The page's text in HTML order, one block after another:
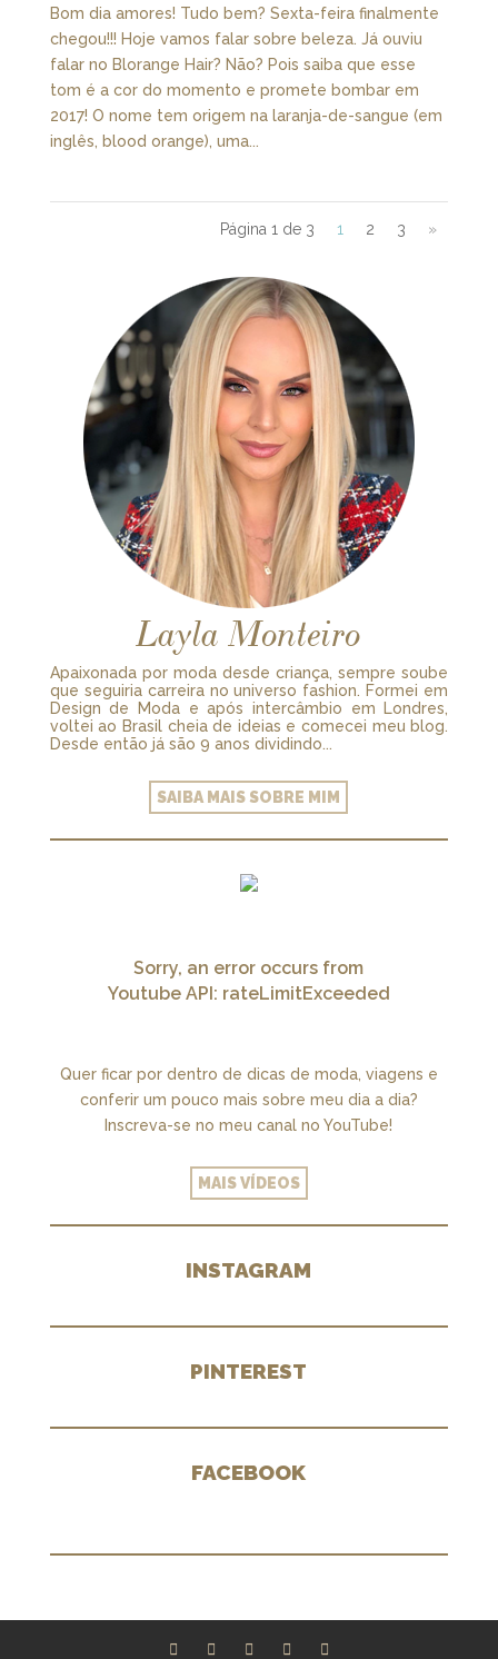
Bom dia amores! Tudo bem? Sexta-feira finalmente
chegou!!! Hoje vamos falar sobre beleza. Já ouviu
falar no Blorange Hair? Não? Pois saiba que esse
tom é a cor do momento e promete bombar em
2017! O nome tem origem na laranja-de-sangue (em
inglês, blood orange), uma...
Página 1 de 3 1 2 3 »
Layla Monteiro
Apaixonada por moda desde criança, sempre soube
que seguiria carreira no universo fashion. Formei em
Design de Moda e após intercâmbio em Londres,
voltei ao Brasil cheia de ideias e comecei meu blog.
Desde então já são 9 anos dividindo...
SAIBA MAIS SOBRE MIM
Sorry, an error occurs from
Youtube API: rateLimitExceeded
Quer ficar por dentro de dicas de moda, viagens e
conferir um pouco mais sobre meu dia a dia?
Inscreva-se no meu canal no YouTube!
MAIS VÍDEOS
INSTAGRAM
PINTEREST
FACEBOOK